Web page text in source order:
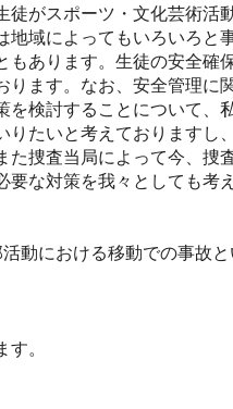
がスポーツ・文化芸術
域によってもいろいろ
あります。生徒の安全
ます。なお、安全管理
検討することについて
たいと考えております
捜査当局によって今、
な対策を我々としても考
動における移動での事故
。